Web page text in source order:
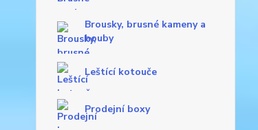
Brousky, brusné kameny a
houby
Leštící kotouče
Prodejní boxy